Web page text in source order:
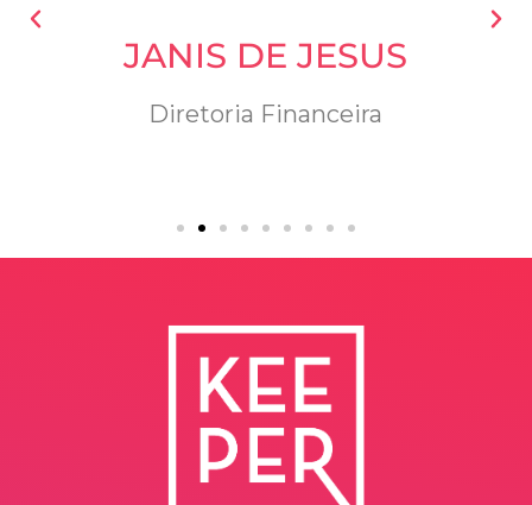
JANIS DE JESUS
Diretoria Financeira